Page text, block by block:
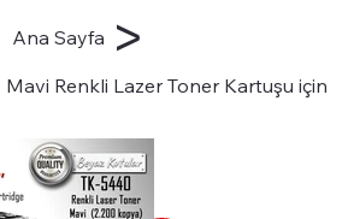
Ana Sayfa >
Renkli Lazer Toner Kartuşu için